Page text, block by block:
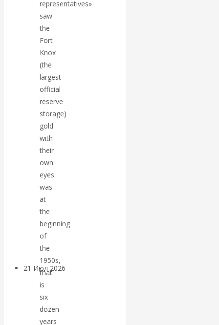
Валентин
КАтасонов.
Парадоксы
денежной
системы России.
Комментарий к
последним
данным
Центробанка о
наличной
денежной массе
21 Июл 2026
ВАлентин
representatives»
saw
the
Fort
Knox
(the
largest
official
reserve
storage)
gold
with
their
own
eyes
was
at
the
beginning
of
the
1950s,
that
is
six
dozen
years